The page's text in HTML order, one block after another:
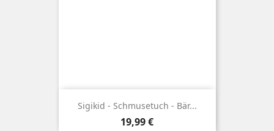
Sigikid - Schmusetuch - Bär...
Preis
19,99 €